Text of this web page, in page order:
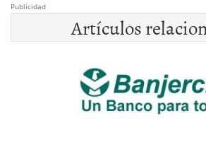
Publicidad
Artículos